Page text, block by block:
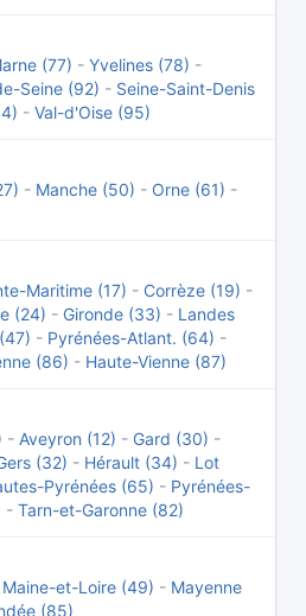
(77) - Yvelines (78) -
Seine (92) - Seine-Saint-Denis
- Val-d'Oise (95)
- Manche (50) - Orne (61) -
Maritime (17) - Corrèze (19) -
(24) - Gironde (33) - Landes
- Pyrénées-Atlant. (64) -
(86) - Haute-Vienne (87)
- Aveyron (12) - Gard (30) -
(32) - Hérault (34) - Lot
Pyrénées (65) - Pyrénées-
- Tarn-et-Garonne (82)
Maine-et-Loire (49) - Mayenne
(85)